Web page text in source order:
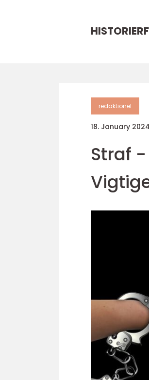
redaktionel
18. January 2024
Straf